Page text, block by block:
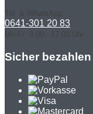
Tel. & WhatsApp:
0641-301 20 83
Mo-Fr: 9.00 - 17.00 Uhr
Sicher bezahlen